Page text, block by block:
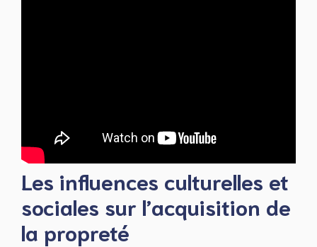
Les influences culturelles et
sociales sur l’acquisition de
la propreté